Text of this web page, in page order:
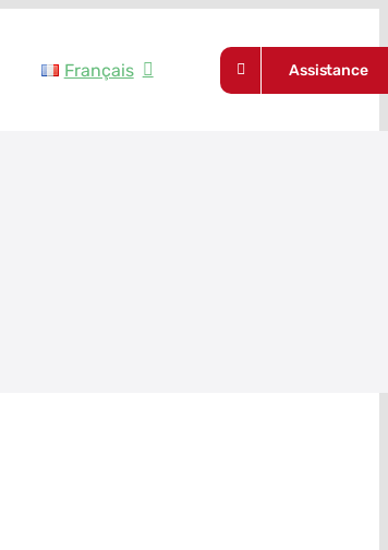
Français Assistance